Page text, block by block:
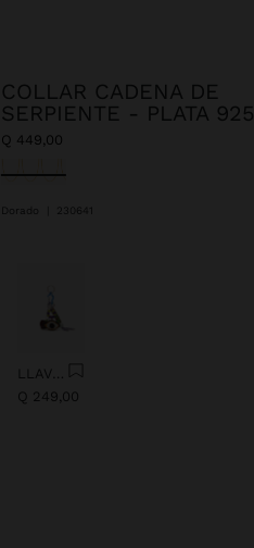
COLLAR CADENA DE
SERPIENTE - PLATA 925
Q 449,00
Seleccionado
Dorado 230641
Q 249,00